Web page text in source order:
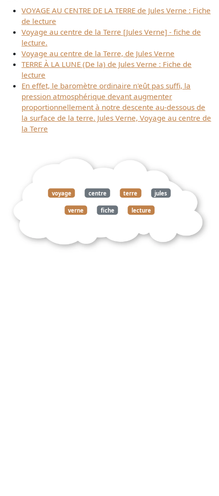
VOYAGE AU CENTRE DE LA TERRE de Jules Verne : Fiche
de lecture
Voyage au centre de la Terre [Jules Verne] - fiche de
lecture.
Voyage au centre de la Terre, de Jules Verne
TERRE À LA LUNE (De la) de Jules Verne : Fiche de
lecture
En effet, le baromètre ordinaire n'eût pas suffi, la
pression atmosphérique devant augmenter
proportionnellement à notre descente au-dessous de
la surface de la terre. Jules Verne, Voyage au centre de
la Terre
voyage centre terre jules
verne fiche lecture